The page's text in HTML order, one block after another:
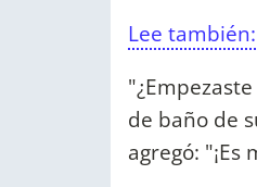
Lee
de baño de
agregó: "¡Es